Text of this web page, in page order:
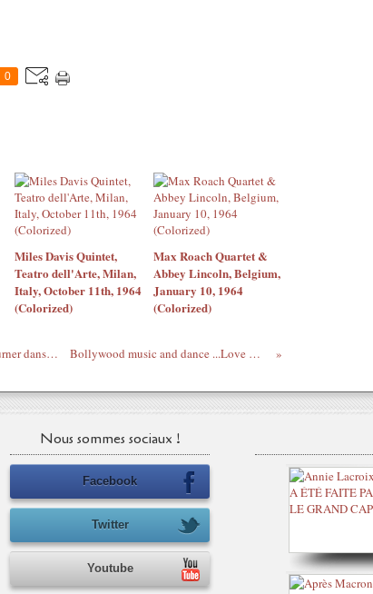
0
Miles Davis Quintet,
Teatro dell'Arte, Milan,
Italy, October 11th, 1964
(Colorized)
Max Roach Quartet &
Abbey Lincoln, Belgium,
January 10, 1964
(Colorized)
Un pas en avant, les dessous de la corruption - "Tourner dans un Venise africain" Firmine Richard Bollywood music and dance ...Love Mera Hit Hit - Billu Barber
Nous sommes sociaux !
Facebook
Twitter
Youtube